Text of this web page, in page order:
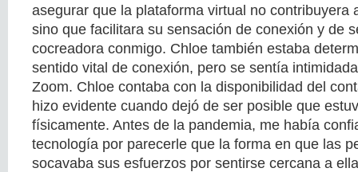
asegurar que la plataforma virtual no contribuyera
sino que facilitara su sensación de conexión y de
cocreadora conmigo. Chloe también estaba
sentido vital de conexión, pero se sentía
Zoom. Chloe contaba con la disponibilidad del
hizo evidente cuando dejó de ser posible que
físicamente. Antes de la pandemia, me había
tecnología por parecerle que la forma en que las
socavaba sus esfuerzos por sentirse cercana a